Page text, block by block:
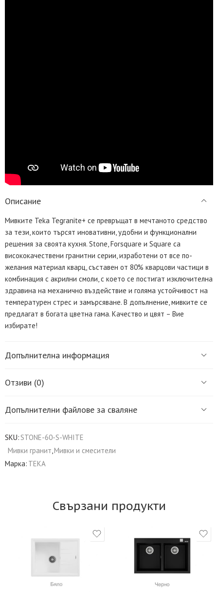
Описание
Мивките Teka Tegranite+ се превръщат в мечтаното средство
за тези, които търсят иновативни, удобни и функционални
решения за своята кухня. Stone, Forsquare и Square са
висококачествени гранитни серии, изработени от все по-
желания материал кварц, съставен от 80% кварцови частици в
комбинация с акрилни смоли, с което се постигат изключителна
здравина на механично въздействие и голяма устойчивост на
температурен стрес и замърсяване. В допълнение, мивките се
предлагат в богата цветна гама. Качество и цвят – Вие
избирате!
Допълнителна информация
Отзиви (0)
Допълнителни файлове за сваляне
SKU: STONE-60-S-WHITE
Мивки гранит Мивки и смесители
Марка: TEKA
Свързани продукти